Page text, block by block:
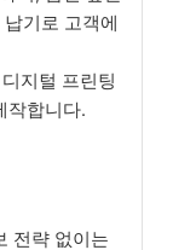
기로 고객에
지털 프린팅
작합니다.
전략 없이는